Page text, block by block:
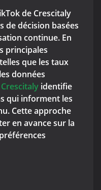
de Crescitaly
de décision basées
continue. En
principales
que les taux
données
Crescitaly identifie
qui informent les
Cette approche
en avance sur la